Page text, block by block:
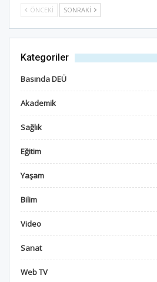
ÖNCEKI SONRAKI
Kategoriler
Basında DEÜ
Akademik
Sağlık
Eğitim
Yaşam
Bilim
Video
Sanat
Web TV